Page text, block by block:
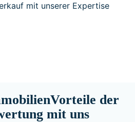
mit unserer Expertise
Vorteile der
mit uns